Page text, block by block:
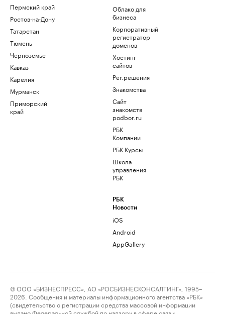
Пермский край
Ростов-на-Дону
Татарстан
Тюмень
Черноземье
Кавказ
Карелия
Мурманск
Приморский
край
Облако для
бизнеса
Корпоративный
регистратор
доменов
Хостинг
сайтов
Рег.решения
Знакомства
Сайт
знакомств
podbor.ru
РБК
Компании
РБК Курсы
Школа
управления
РБК
РБК
Новости
iOS
Android
AppGallery
© ООО «БИЗНЕСПРЕСС», АО «РОСБИЗНЕСКОНСАЛТИНГ», 1995–
2026. Сообщения и материалы информационного агентства «РБК»
(свидетельство о регистрации средства массовой информации